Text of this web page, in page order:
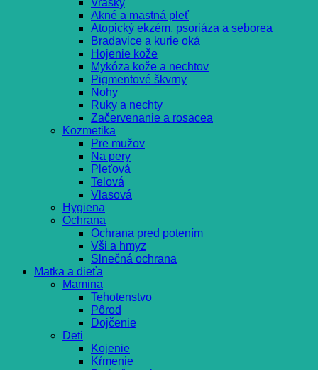
Akné a mastná pleť
Atopický ekzém, psoriáza a seborea
Bradavice a kurie oká
Hojenie kože
Mykóza kože a nechtov
Pigmentové škvrny
Nohy
Ruky a nechty
Začervenanie a rosacea
Kozmetika
Pre mužov
Na pery
Pleťová
Telová
Vlasová
Hygiena
Ochrana
Ochrana pred potením
Vši a hmyz
Slnečná ochrana
Matka a dieťa
Mamina
Tehotenstvo
Pôrod
Dojčenie
Deti
Kojenie
Kŕmenie